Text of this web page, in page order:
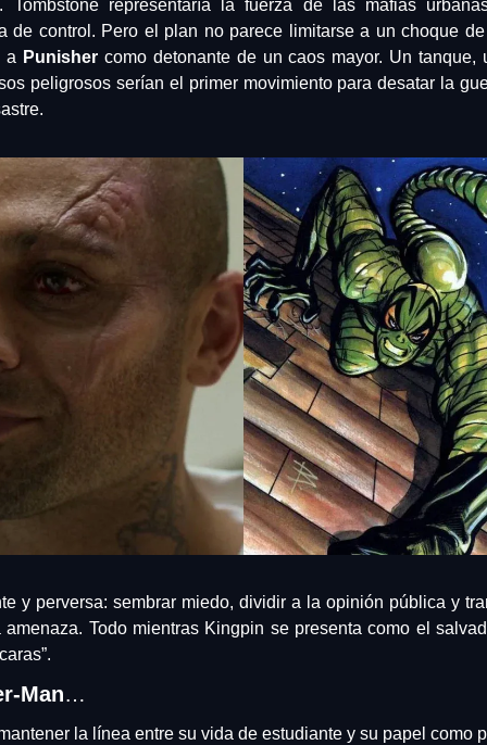
Tombstone representaría la fuerza de las mafias
de control. Pero el plan no parece limitarse a un choque
a Punisher como detonante de un caos mayor. Un tanque,
peligrosos serían el primer movimiento para desatar la
y perversa: sembrar miedo, dividir a la opinión pública y
Todo mientras Kingpin se presenta como el
Man…
la línea entre su vida de estudiante y su papel como